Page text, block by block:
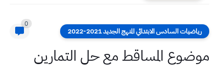
رياضيات السادس الابتدائي المنهج الجديد 2021-2022
0
موضوع المساقط مع حل التمارين